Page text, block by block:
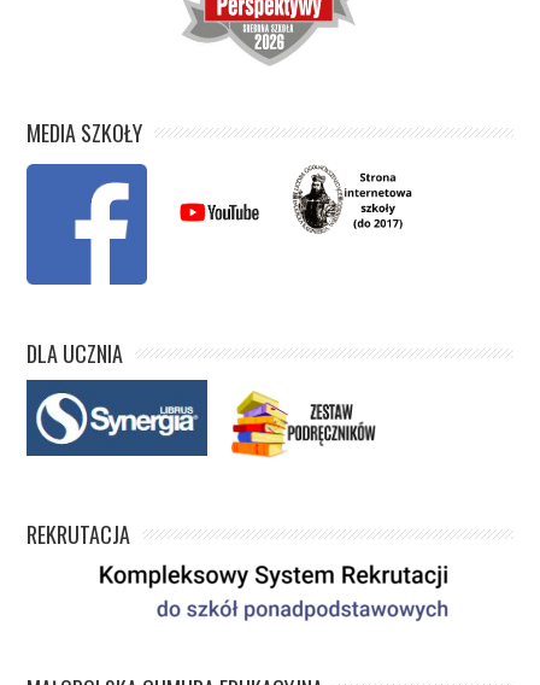
MEDIA SZKOŁY
DLA UCZNIA
REKRUTACJA